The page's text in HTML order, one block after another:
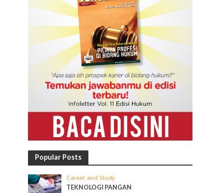
Popular Posts
Career and Study
TEKNOLOGI PANGAN